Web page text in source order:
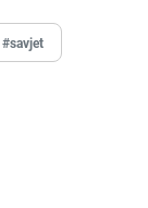
#savjet